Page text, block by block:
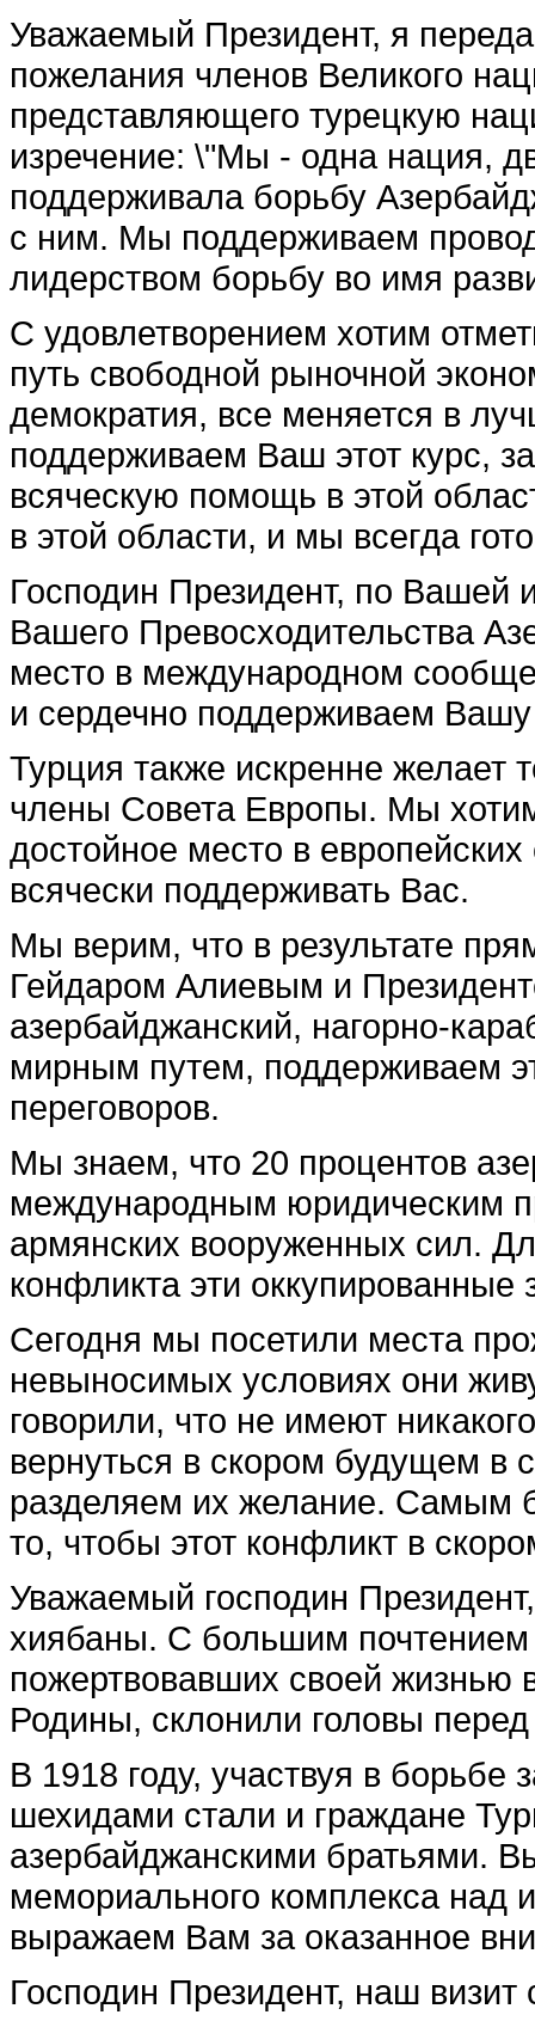
Уважаемый Президент, я
пожелания членов Великого
представляющего турецкую
изречение: \"Мы - одна нация,
поддерживала борьбу
с ним. Мы поддерживаем
лидерством борьбу во имя
С удовлетворением хотим
путь свободной рыночной
демократия, все меняется в
поддерживаем Ваш этот курс,
всяческую помощь в этой
в этой области, и мы всегда
Господин Президент, по Вашей
Вашего Превосходительства
место в международном
и сердечно поддерживаем Вашу
Турция также искренне желает
члены Совета Европы. Мы
достойное место в
всячески поддерживать Вас.
Мы верим, что в результате
Гейдаром Алиевым и
азербайджанский, нагорно-
мирным путем, поддерживаем
переговоров.
Мы знаем, что 20 процентов
международным юридическим
армянских вооруженных сил.
конфликта эти
Сегодня мы посетили места
невыносимых условиях они
говорили, что не имеют
вернуться в скором будущем в
разделяем их желание. Самым
то, чтобы этот конфликт в
Уважаемый господин
хиябаны. С большим
пожертвовавших своей жизнью
Родины, склонили головы
В 1918 году, участвуя в борьбе
шехидами стали и граждане
азербайджанскими братьями.
мемориального комплекса
выражаем Вам за оказанное
Господин Президент, наш